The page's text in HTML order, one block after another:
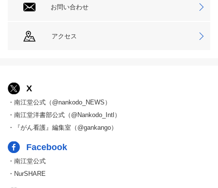
お問い合わせ
アクセス
X
・南江堂公式（@nankodo_NEWS）
・南江堂洋書部公式（@Nankodo_Intl）
・『がん看護』編集室（@gankango）
Facebook
・南江堂公式
・NurSHARE